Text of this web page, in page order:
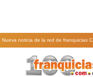
Nueva noticia de la red de franquicias
lo lees gratis, sin invertir nada de tu